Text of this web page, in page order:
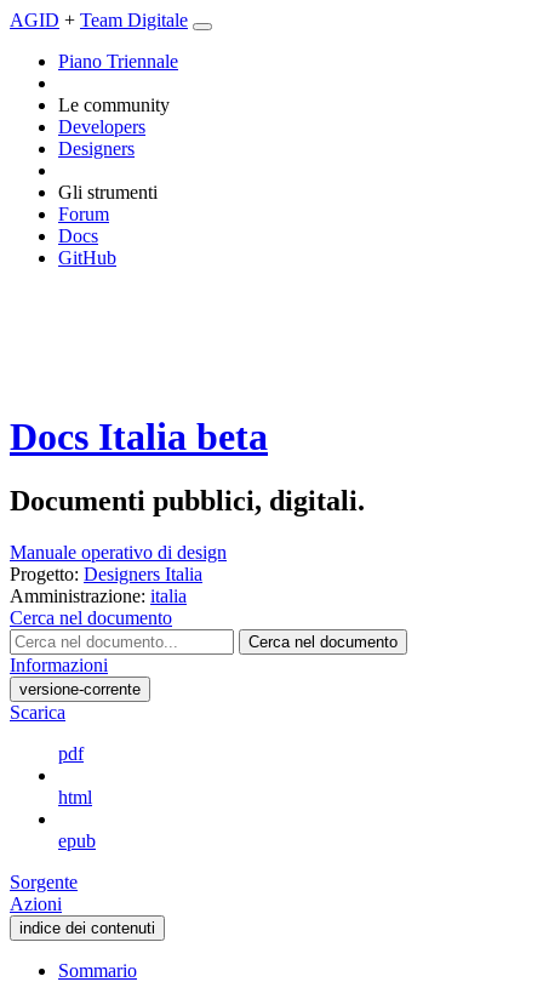
AGID + Team Digitale
Piano Triennale
Le community
Developers
Designers
Gli strumenti
Forum
Docs
GitHub
Docs Italia beta
Documenti pubblici, digitali.
Manuale operativo di design
Progetto: Designers Italia
Amministrazione: italia
Cerca nel documento
Cerca nel documento
Informazioni
versione-corrente
Scarica
pdf
html
epub
Sorgente
Azioni
indice dei contenuti
Sommario